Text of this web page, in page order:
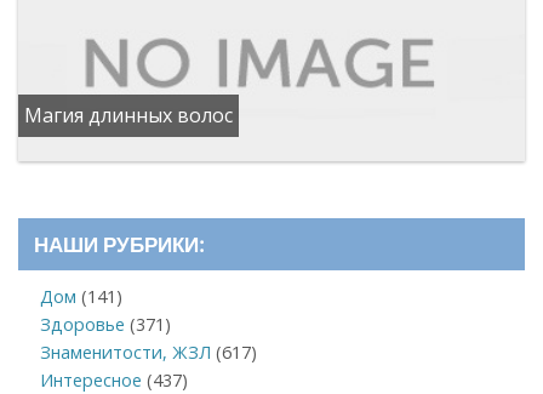
Магия длинных волос
НАШИ РУБРИКИ:
Дом (141)
Здоровье (371)
Знаменитости, ЖЗЛ (617)
Интересное (437)